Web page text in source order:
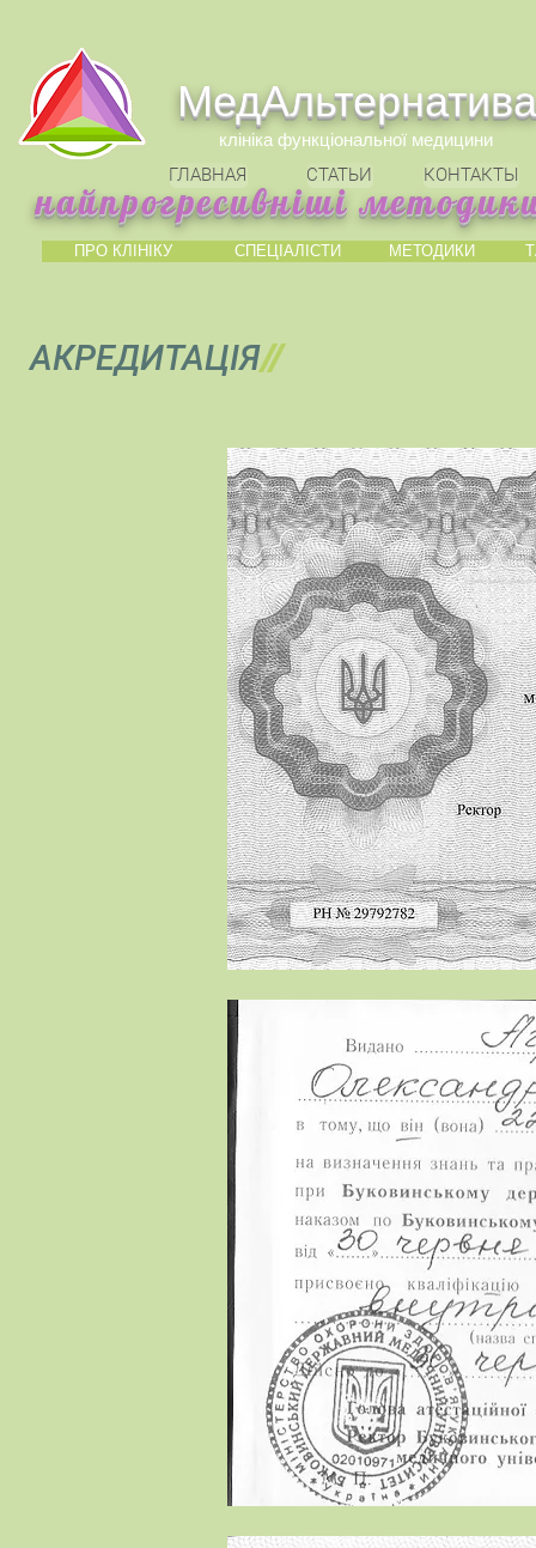
ГЛАВНАЯ СТАТЬИ КОНТАКТЫ
МедАльтернатива
найпрогресивніші
клініка функціональної медицини
ПРО КЛІНІКУ СПЕЦІАЛІСТИ МЕТОДИКИ
АКРЕДИТАЦІЯ//